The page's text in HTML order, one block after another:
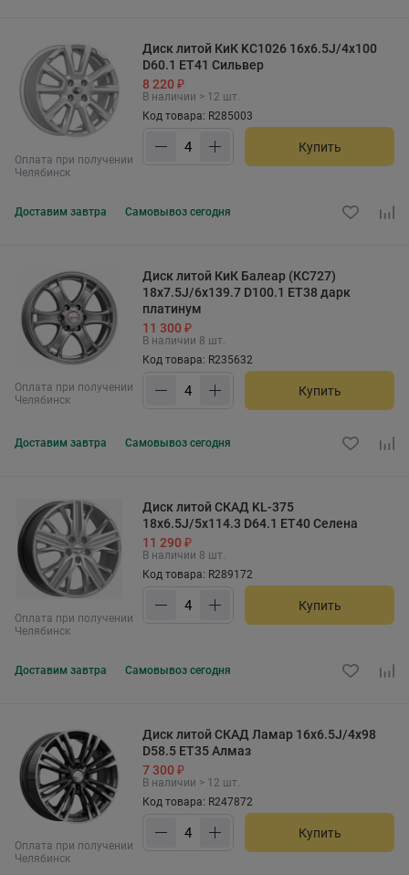
Оплата при получении
Челябинск
Диск литой КиК KC1026 16x6.5J/4x100
D60.1 ET41 Сильвер
8 220 ₽
В наличии > 12 шт.
Код товара: R285003
Купить
Доставим завтра Самовывоз сегодня
Оплата при получении
Челябинск
Диск литой КиК Балеар (КС727)
18x7.5J/6x139.7 D100.1 ET38 дарк
платинум
11 300 ₽
В наличии 8 шт.
Код товара: R235632
Купить
Доставим завтра Самовывоз сегодня
Оплата при получении
Челябинск
Диск литой СКАД KL-375
18x6.5J/5x114.3 D64.1 ET40 Селена
11 290 ₽
В наличии 8 шт.
Код товара: R289172
Купить
Доставим завтра Самовывоз сегодня
Оплата при получении
Челябинск
Диск литой СКАД Ламар 16x6.5J/4x98
D58.5 ET35 Алмаз
7 300 ₽
В наличии > 12 шт.
Код товара: R247872
Купить